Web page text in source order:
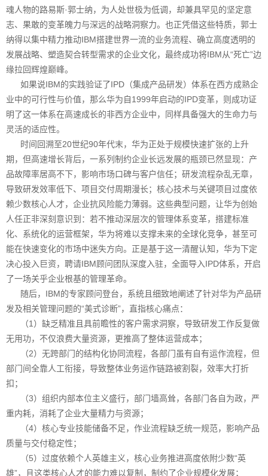
魂人物的路易斯·郭士纳，为人处世极为低调，却兼具罕见的坚定意
志、果敢的变革魄力与深远的战略洞察力。也正凭借这些特质，郭士
纳得以集中精力推动IBM搭建世界一流的业务流程、确立高度透明的
发展战略、塑造契合转型需求的企业文化，最终成功将IBM从“死亡”边
缘拉回辉煌巅峰。
如果说IBM的实践验证了IPD（集成产品研发）体系在西方成熟企
业中的可行性与价值，那么华为自1999年启动的IPD变革，则成功证
明了这一体系在高速成长的非西方企业中，同样具备强大的生命力与
灵活的适应性。
时间回溯至20世纪90年代末，华为正处于规模快速扩张的上升
期，但高速增长背后，一系列制约企业长远发展的瓶颈已然显现：产
品故障率居高不下，影响市场口碑与客户信任；研发流程杂乱无章，
导致研发效率低下、项目交付周期漫长；核心技术与关键项目过度依
赖少数核心人才，企业抗风险能力薄弱。这些典型问题，让华为创始
人任正非深刻意识到：若不推动深层次的管理体系变革，搭建标准
化、系统化的运营框架，华为将难以支撑未来的全球化竞争，甚至可
能在快速变化的市场中迷失方向。正是基于这一清醒认知，华为下定
决心投入巨资，聘请IBM顾问团队深度入驻，全面导入IPD体系，开启
了一场关乎企业根基的管理革命。
随后，IBM的专家顾问登台，系统且细致地阐述了针对华为产品研
发及相关管理问题的“美式诊断”，直指核心痛点：
（1）缺乏精准且具前瞻性的客户需求洞察，导致研发工作反复做
无用功，不仅浪费大量资源，更推高了整体运营成本；
（2）无跨部门的结构化协同流程，各部门虽有自有运作流程，但
部门间全靠人工衔接，导致整体业务运作链路被割裂，效率大打折
扣；
（3）组织内部本位主义盛行，部门墙高耸，各部门各自为政，严
重内耗，消耗了企业大量精力与资源；
（4）核心专业技能储备不足，作业流程缺乏统一规范，影响产品
质量与交付稳定性；
（5）过度依赖个人英雄主义，核心业务推进高度依附少数“英
雄”，且这类核心人才的能力难以复制，制约了企业规模化发展；